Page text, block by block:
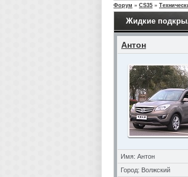
Форум » CS35 »
Жидкие
Антон
Имя: Антон
Город: Волжский